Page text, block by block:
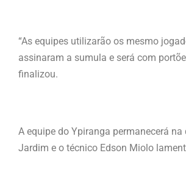
“As equipes utilizarão os mesmo
assinaram a sumula e será com
finalizou.
A equipe do Ypiranga permanecerá na
Jardim e o técnico Edson Miolo